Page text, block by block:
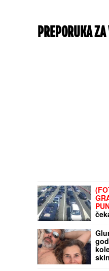
PREPORUKA
ih